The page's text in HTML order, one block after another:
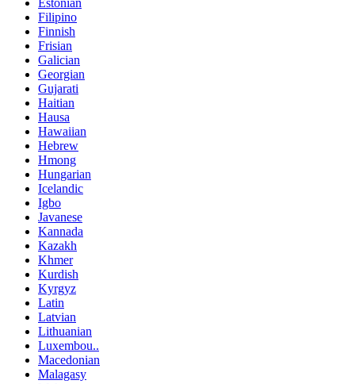
Estonian
Filipino
Finnish
Frisian
Galician
Georgian
Gujarati
Haitian
Hausa
Hawaiian
Hebrew
Hmong
Hungarian
Icelandic
Igbo
Javanese
Kannada
Kazakh
Khmer
Kurdish
Kyrgyz
Latin
Latvian
Lithuanian
Luxembou..
Macedonian
Malagasy